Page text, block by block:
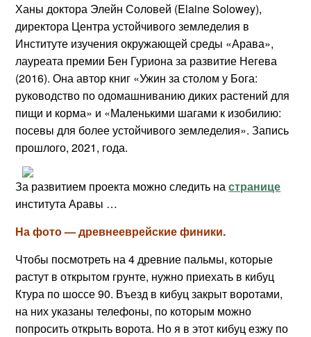
Ханы доктора Элейн Соловей (Elaine Solowey),
директора Центра устойчивого земледелия в
Институте изучения окружающей среды «Арава»,
лауреата премии Бен Гуриона за развитие Негева
(2016). Она автор книг «Ужин за столом у Бога:
руководство по одомашниванию диких растений для
пищи и корма» и «Маленькими шагами к изобилию:
посевы для более устойчивого земледелия». Запись
прошлого, 2021, года.
За развитием проекта можно следить настранице
института Аравы …
На фото — древнееврейские финики.
Чтобы посмотреть на 4 древние пальмы, которые
растут в открытом грунте, нужно приехать в кибуц
Ктура по шоссе 90. Въезд в кибуц закрыт воротами,
на них указаны телефоны, по которым можно
попросить открыть ворота. Но я в этот кибуц езжу по